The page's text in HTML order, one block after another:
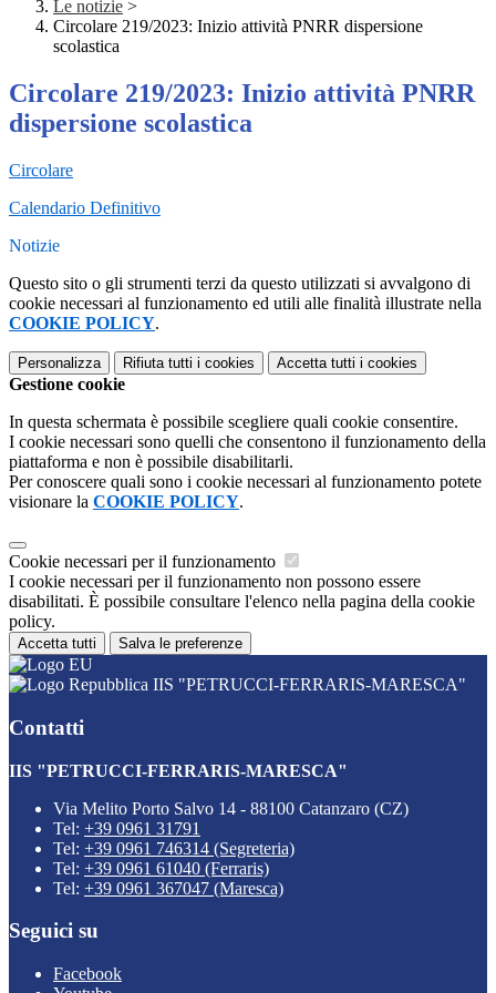
Le notizie >
Circolare 219/2023: Inizio attività PNRR dispersione
scolastica
Circolare 219/2023: Inizio attività PNRR
dispersione scolastica
Circolare
Calendario Definitivo
Notizie
Questo sito o gli strumenti terzi da questo utilizzati si avvalgono di
cookie necessari al funzionamento ed utili alle finalità illustrate nella
COOKIE POLICY.
Personalizza Rifiuta tutti i cookies Accetta tutti i cookies
Gestione cookie
In questa schermata è possibile scegliere quali cookie consentire.
I cookie necessari sono quelli che consentono il funzionamento della
piattaforma e non è possibile disabilitarli.
Per conoscere quali sono i cookie necessari al funzionamento potete
visionare la COOKIE POLICY.
Cookie necessari per il funzionamento
I cookie necessari per il funzionamento non possono essere
disabilitati. È possibile consultare l'elenco nella pagina della cookie
policy.
Accetta tutti Salva le preferenze
IIS "PETRUCCI-FERRARIS-MARESCA"
Contatti
IIS "PETRUCCI-FERRARIS-MARESCA"
Via Melito Porto Salvo 14 - 88100 Catanzaro (CZ)
Tel: +39 0961 31791
Tel: +39 0961 746314 (Segreteria)
Tel: +39 0961 61040 (Ferraris)
Tel: +39 0961 367047 (Maresca)
Seguici su
Facebook